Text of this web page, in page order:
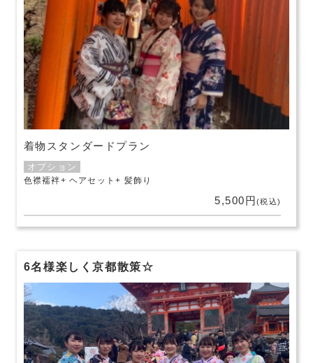
着物スタンダードプラン
オプション
色襟襦袢 ヘアセット 髪飾り
5,500円(税込)
6名様楽しく京都散策☆